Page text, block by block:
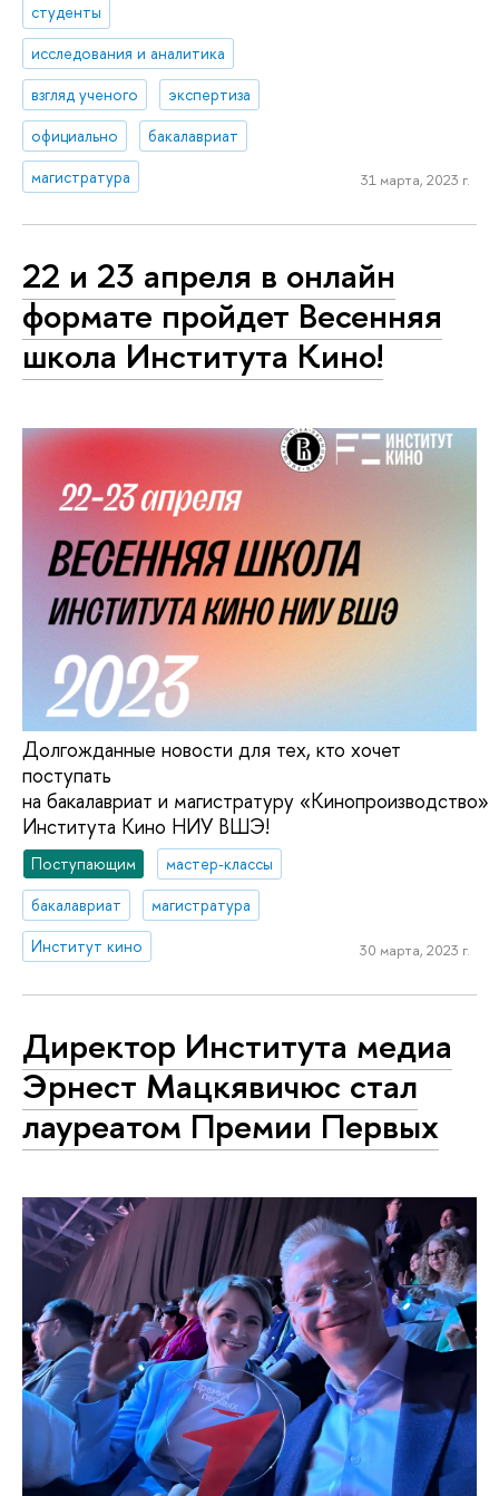
студенты
исследования и аналитика
взгляд ученого
экспертиза
официально
бакалавриат
магистратура
31 марта, 2023 г.
22 и 23 апреля в онлайн
формате пройдет Весенняя
школа Института Кино!
Долгожданные новости для тех, кто хочет
поступать
на бакалавриат и магистратуру «Кинопроизводство»
Института Кино НИУ ВШЭ!
Поступающим
мастер-классы
бакалавриат
магистратура
Институт кино
30 марта, 2023 г.
Директор Института медиа
Эрнест Мацкявичюс стал
лауреатом Премии Первых